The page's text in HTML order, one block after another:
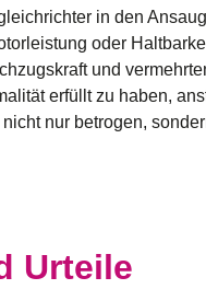
in den
oder
und
erfüllt zu haben,
nicht nur betrogen,
Urteile